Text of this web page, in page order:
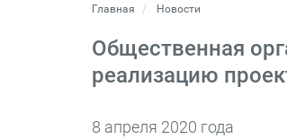
Главная Новости
Общественная
реализацию
8 апреля 2020 года